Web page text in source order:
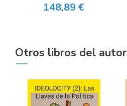
148,89 €
Otros libros del autor